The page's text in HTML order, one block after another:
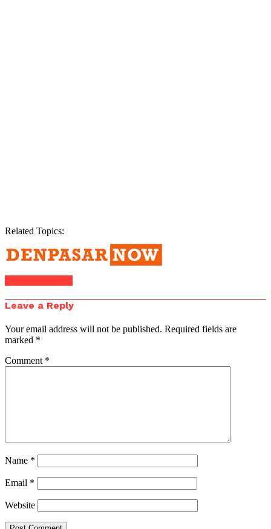
Related Topics:
Leave a Reply
Your email address will not be published. Required fields are
marked *
Comment *
Name *
Email *
Website